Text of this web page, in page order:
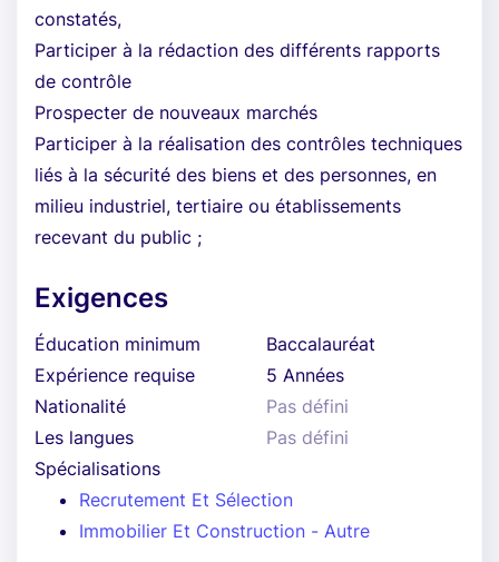
constatés,
Participer à la rédaction des différents rapports
de contrôle
Prospecter de nouveaux marchés
Participer à la réalisation des contrôles techniques
liés à la sécurité des biens et des personnes, en
milieu industriel, tertiaire ou établissements
recevant du public ;
Exigences
Éducation minimum
Baccalauréat
Expérience requise
5 Années
Nationalité
Pas défini
Les langues
Pas défini
Spécialisations
Recrutement Et Sélection
Immobilier Et Construction - Autre